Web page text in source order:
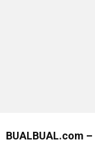
BUALBUAL.com –